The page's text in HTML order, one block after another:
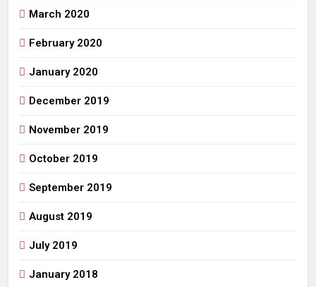
March 2020
February 2020
January 2020
December 2019
November 2019
October 2019
September 2019
August 2019
July 2019
January 2018